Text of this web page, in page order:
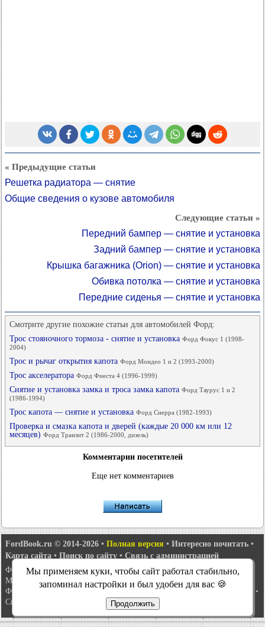
« Предыдущие статьи
Решетка радиатора — снятие
Общие сведения о кузове автомобиля
Следующие статьи »
Передний бампер — снятие и установка
Задний бампер — снятие и установка
Крышка багажника (Orion) — снятие и установка
Обивка потолка — снятие и установка
Передние сиденья — снятие и установка
Смотрите другие похожие статьи для автомобилей Форд:
Трос стояночного тормоза - снятие и установка Форд Фокус 1 (1998-
2004)
Трос и рычаг открытия капота Форд Мондео 1 и 2 (1993-2000)
Трос акселератора Форд Фиеста 4 (1996-1999)
Снятие и установка замка и троса замка капота Форд Таурус 1 и 2
(1986-1994)
Трос капота — снятие и установка Форд Сиерра (1982-1993)
Проверка и смазка капота и дверей (каждые 20 000 км или 12
месяцев) Форд Транзит 2 (1986-2000, дизель)
Комментарии посетителей
Еще нет комментариев
FordBook.ru © 2014-2026 • Полная версия • Интересно почитать •
Карта сайта • Поиск по сайту • Связь с администрацией
Фокус 1• Фокус Турнир 1•Фокус 2•Мондео 1•Мондео 1 и 2•
Мондео 2•Мондео 3•Мондео 4•Эскорт 3•Эскорт 4 •Эскорт 5
Фиеста 2
Таурус 1 и 2 Фьюжн • Скорпио 1
•
Сиерра
Мы применяем куки, чтобы сайт работал стабильно,
запоминал настройки и был удобен для вас 🍪
Продолжить